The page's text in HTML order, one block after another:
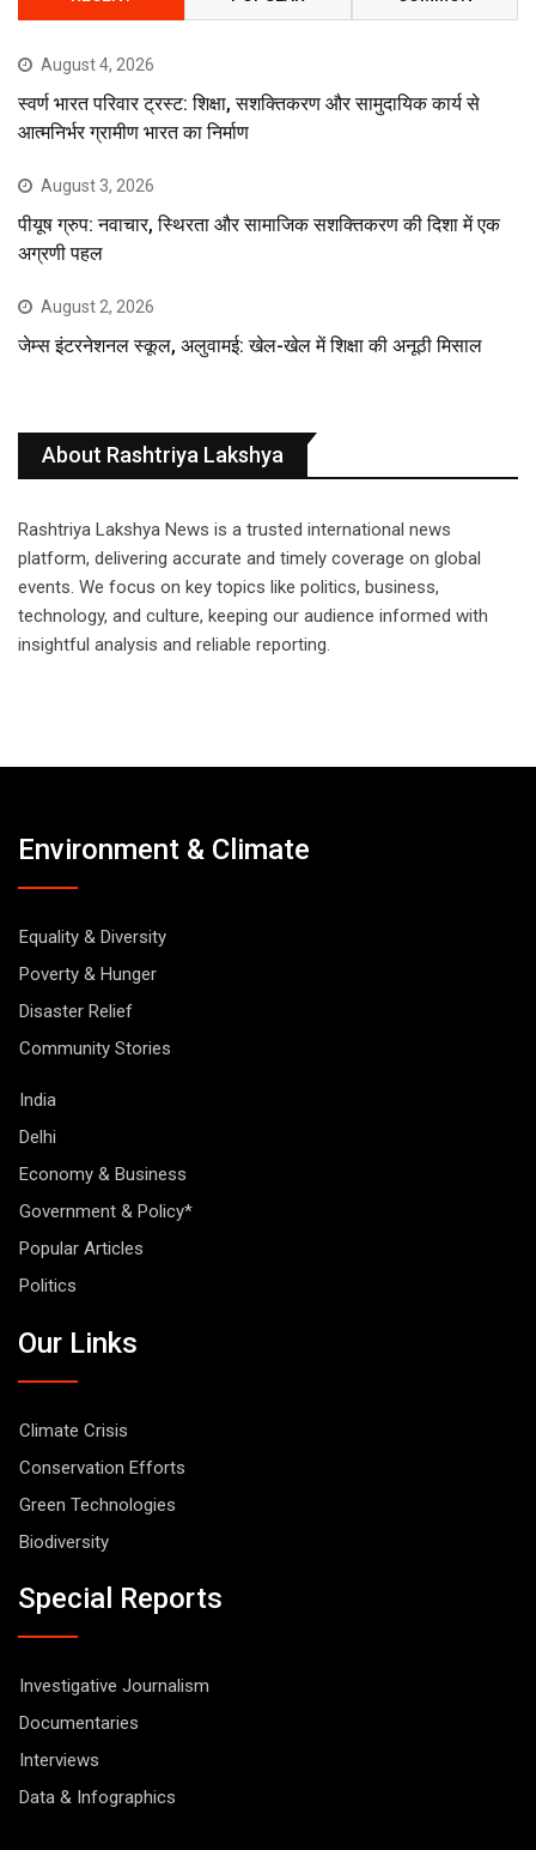
August 4, 2026
स्वर्ण भारत परिवार ट्रस्ट: शिक्षा, सशक्तिकरण और सामुदायिक कार्य से
आत्मनिर्भर ग्रामीण भारत का निर्माण
August 3, 2026
पीयूष ग्रुप: नवाचार, स्थिरता और सामाजिक सशक्तिकरण की दिशा में एक
अग्रणी पहल
August 2, 2026
जेम्स इंटरनेशनल स्कूल, अलुवामई: खेल-खेल में शिक्षा की अनूठी मिसाल
About Rashtriya Lakshya
Rashtriya Lakshya News is a trusted international news
platform, delivering accurate and timely coverage on global
events. We focus on key topics like politics, business,
technology, and culture, keeping our audience informed with
insightful analysis and reliable reporting.
Environment & Climate
Equality & Diversity
Poverty & Hunger
Disaster Relief
Community Stories
India
Delhi
Economy & Business
Government & Policy*
Popular Articles
Politics
Our Links
Climate Crisis
Conservation Efforts
Green Technologies
Biodiversity
Special Reports
Investigative Journalism
Documentaries
Interviews
Data & Infographics